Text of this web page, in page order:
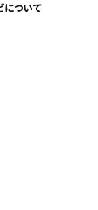
について
は
さまへ
トピックス
づくりナビセンター